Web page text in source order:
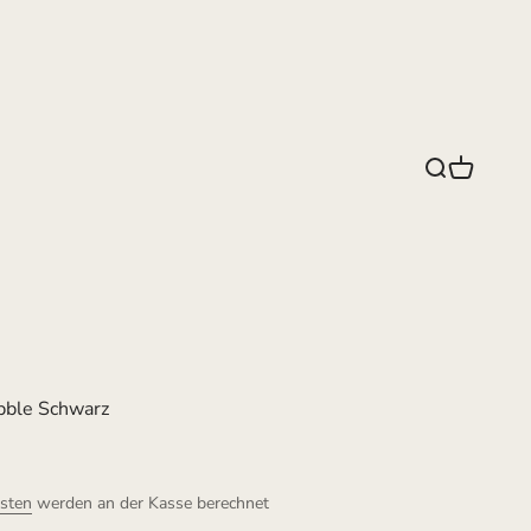
Suche
Schwarz
werden an der Kasse berechnet